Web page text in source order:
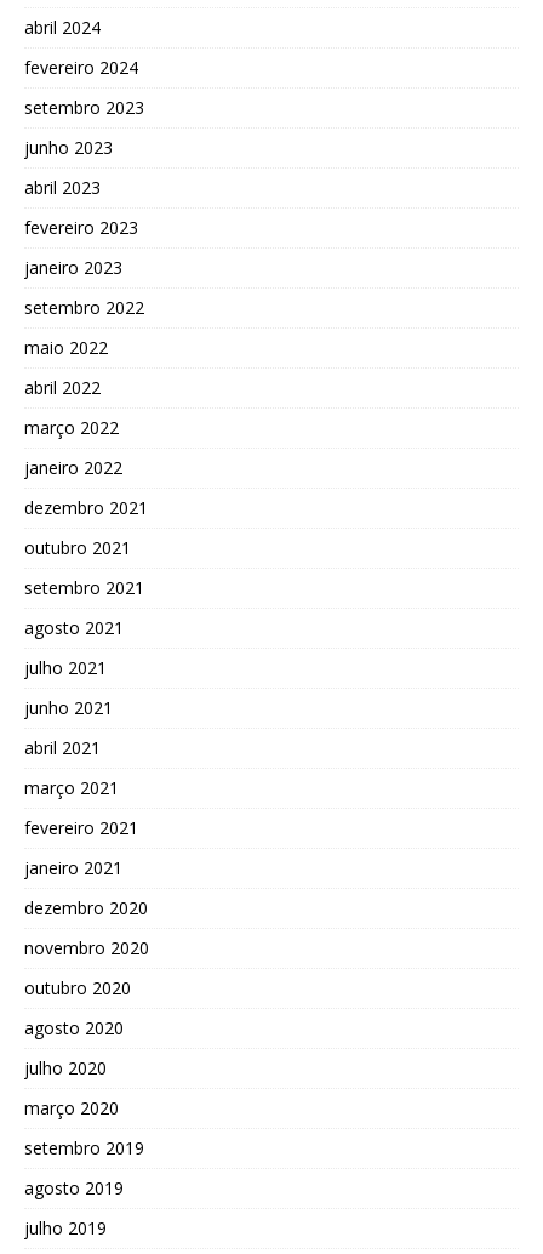
abril 2024
fevereiro 2024
setembro 2023
junho 2023
abril 2023
fevereiro 2023
janeiro 2023
setembro 2022
maio 2022
abril 2022
março 2022
janeiro 2022
dezembro 2021
outubro 2021
setembro 2021
agosto 2021
julho 2021
junho 2021
abril 2021
março 2021
fevereiro 2021
janeiro 2021
dezembro 2020
novembro 2020
outubro 2020
agosto 2020
julho 2020
março 2020
setembro 2019
agosto 2019
julho 2019